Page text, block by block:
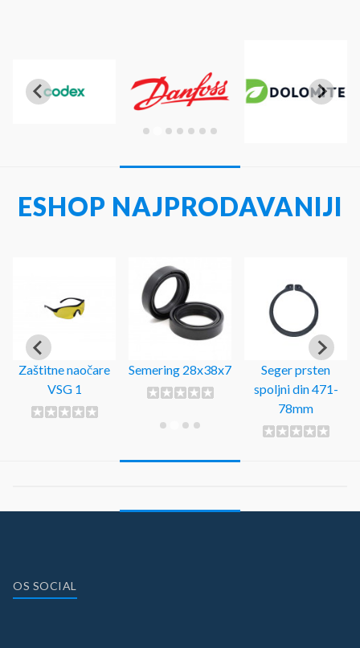
ESHOP NAJPRODAVANIJI
Zaštitne naočare
VSG 1
Semering 28x38x7
Seger prsten
spoljni din 471-
78mm
OS SOCIAL